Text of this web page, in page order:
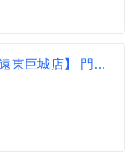
【日商山崎-SAISON du SOLEIL 遠東巨城店】 門市銷售-正職